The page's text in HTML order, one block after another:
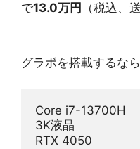
で13.0万円 （税込、
グラボを搭載するな
Core i7-13700H
3K液晶
RTX 4050